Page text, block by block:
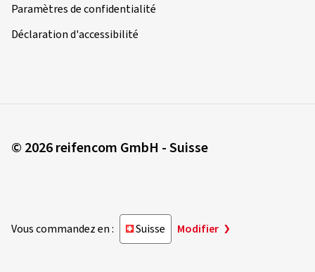
Paramètres de confidentialité
Déclaration d'accessibilité
© 2026 reifencom GmbH - Suisse
Vous commandez en : Suisse Modifier